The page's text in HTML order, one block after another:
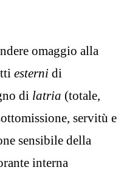
omaggio alla
esterni di
di latria (totale,
servitù e
sensibile della
interna